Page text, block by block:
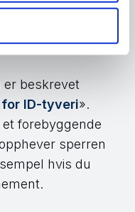
er beskrevet
ID-tyveri».
forebyggende
sperren
hvis du